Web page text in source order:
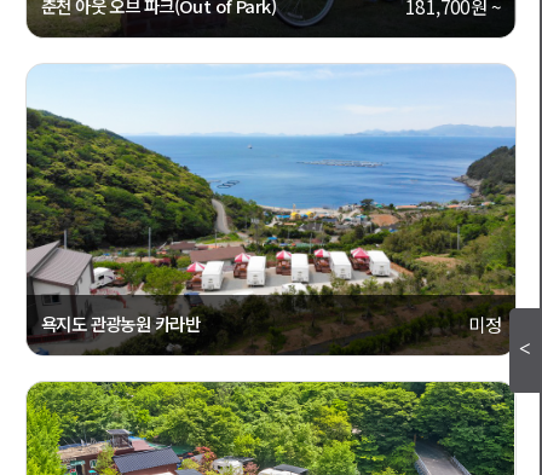
춘천 아웃 오브 파크(Out of Park) 181,700원 ~
2147
욕지도 관광농원 카라반 미정
[경상남도, 통영] 캠핑캐라반
860
상세보기